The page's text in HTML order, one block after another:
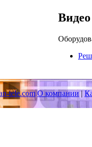
Видео
tele.com О компании|